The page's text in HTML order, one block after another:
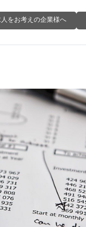
をお考えの企業様へ